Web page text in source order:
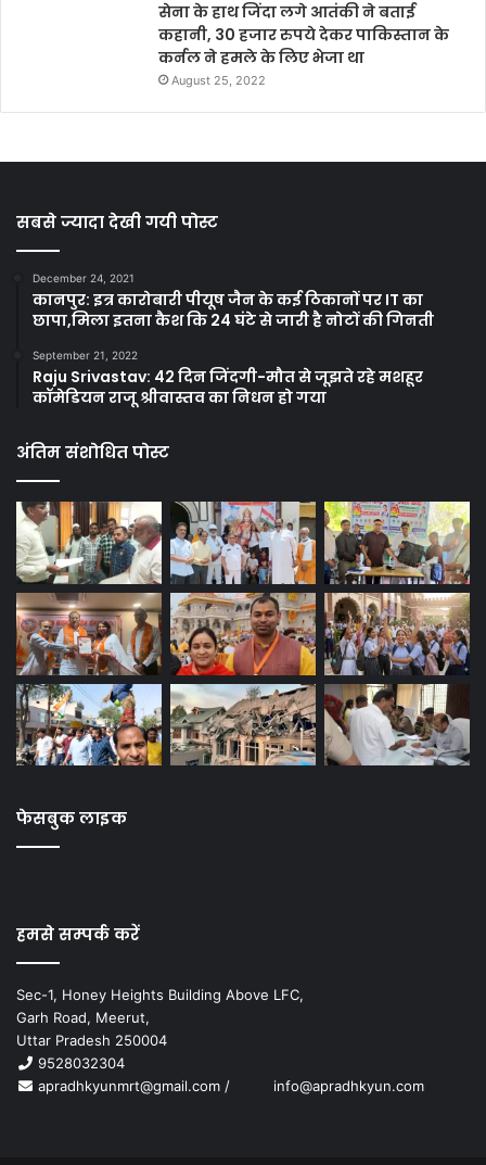
सेना के हाथ जिंदा लगे आतंकी ने बताई
कहानी, 30 हजार रुपये देकर पाकिस्तान के
कर्नल ने हमले के लिए भेजा था
August 25, 2022
सबसे ज्यादा देखी गयी पोस्ट
December 24, 2021
कानपुर: इत्र कारोबारी पीयूष जैन के कई ठिकानों पर IT का
छापा,मिला इतना कैश कि 24 घंटे से जारी है नोटों की गिनती
September 21, 2022
Raju Srivastav: 42 दिन जिंदगी-मौत से जूझते रहे मशहूर
कॉमेडियन राजू श्रीवास्तव का निधन हो गया
अंतिम संशोधित पोस्ट
फेसबुक लाइक
हमसे सम्पर्क करें
Sec-1, Honey Heights Building Above LFC,
Garh Road, Meerut,
Uttar Pradesh 250004
9528032304
apradhkyunmrt@gmail.com / info@apradhkyun.com